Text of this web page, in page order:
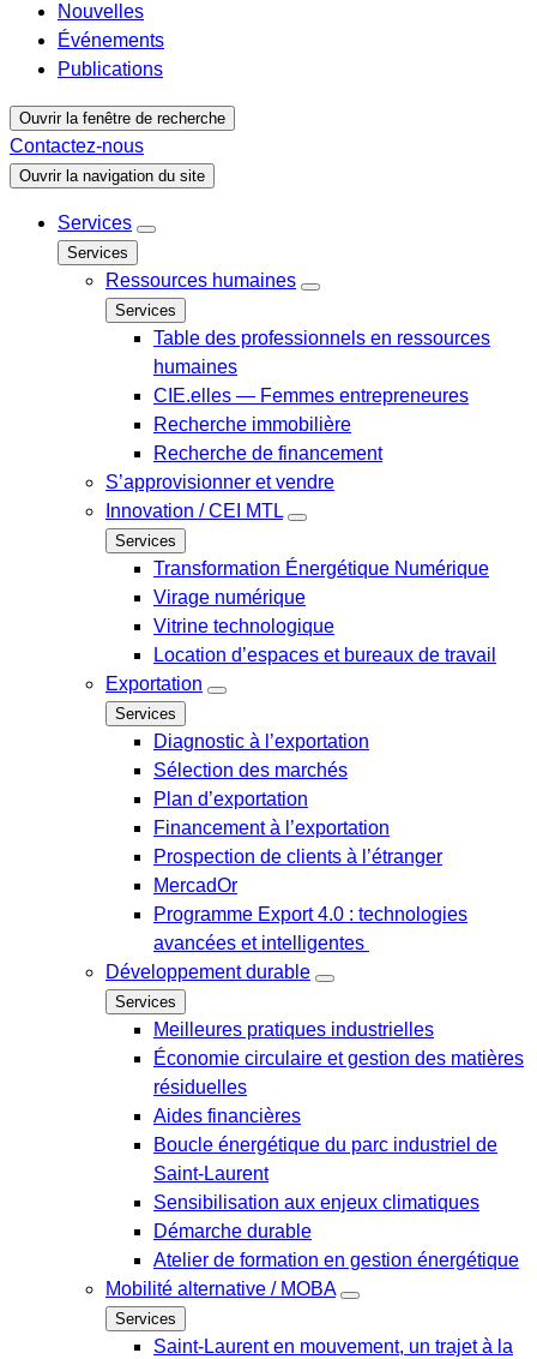
Nouvelles
Événements
Publications
Ouvrir la fenêtre de recherche
Contactez-nous
Ouvrir la navigation du site
Services
Services
Ressources humaines
Services
Table des professionnels en ressources
humaines
CIE.elles — Femmes entrepreneures
Recherche immobilière
Recherche de financement
S’approvisionner et vendre
Innovation / CEI MTL
Services
Transformation Énergétique Numérique
Virage numérique
Vitrine technologique
Location d’espaces et bureaux de travail
Exportation
Services
Diagnostic à l’exportation
Sélection des marchés
Plan d’exportation
Financement à l’exportation
Prospection de clients à l’étranger
MercadOr
Programme Export 4.0 : technologies
avancées et intelligentes
Développement durable
Services
Meilleures pratiques industrielles
Économie circulaire et gestion des matières
résiduelles
Aides financières
Boucle énergétique du parc industriel de
Saint-Laurent
Sensibilisation aux enjeux climatiques
Démarche durable
Atelier de formation en gestion énergétique
Mobilité alternative / MOBA
Services
Saint-Laurent en mouvement, un trajet à la